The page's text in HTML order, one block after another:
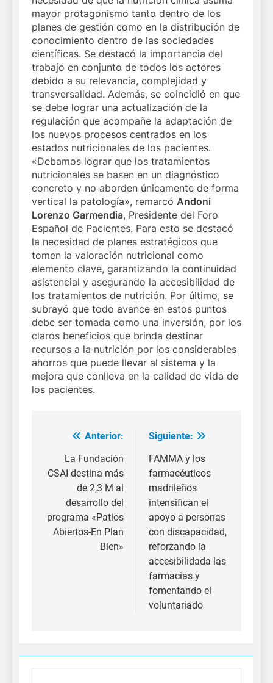
mayor protagonismo tanto dentro de los
planes de gestión como en la distribución de
conocimiento dentro de las sociedades
científicas. Se destacó la importancia del
trabajo en conjunto de todos los actores
debido a su relevancia, complejidad y
transversalidad. Además, se coincidió en que
se debe lograr una actualización de la
regulación que acompañe la adaptación de
los nuevos procesos centrados en los
estados nutricionales de los pacientes.
«Debamos lograr que los tratamientos
nutricionales se basen en un diagnóstico
concreto y no aborden únicamente de forma
vertical la patología», remarcó Andoni
Lorenzo Garmendia, Presidente del Foro
Español de Pacientes. Para esto se destacó
la necesidad de planes estratégicos que
tomen la valoración nutricional como
elemento clave, garantizando la continuidad
asistencial y asegurando la accesibilidad de
los tratamientos de nutrición. Por último, se
subrayó que todo avance en estos puntos
debe ser tomada como una inversión, por los
claros beneficios que brinda destinar
recursos a la nutrición por los considerables
ahorros que puede llevar al sistema y la
mejora que conlleva en la calidad de vida de
los pacientes.
Navegación
entradas
Anterior:
La Fundación
CSAI destina más
de 2,3 M al
desarrollo del
programa «Patios
Abiertos-En Plan
Bien»
Siguiente:
FAMMA y los
farmacéuticos
madrileños
intensifican el
apoyo a personas
con discapacidad,
reforzando la
accesibilidada las
farmacias y
fomentando el
voluntariado